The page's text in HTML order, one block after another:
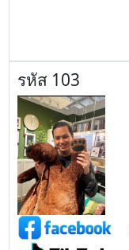
รหัส 103